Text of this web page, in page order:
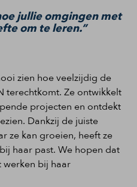
jullie omgingen met
om te leren.”
zien hoe veelzijdig de
terechtkomt. Ze ontwikkelt
projecten en ontdekt
Dankzij de juiste
ze kan groeien, heeft ze
haar past. We hopen dat
bij haar